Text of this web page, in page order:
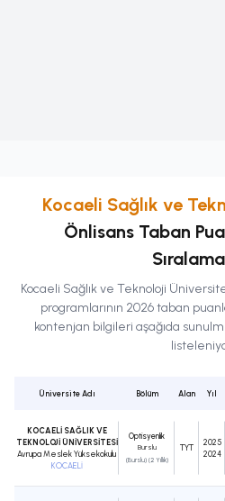
Kocaeli Sağlık ve
ÖnlisansTaban
Kocaeli Sağlık ve Teknoloji
programlarının 2026 taban
kontenjan bilgileri aşağıda
Üniversite Adı Bölüm Alan Yıl
KOCAELİ SAĞLIK VE
TEKNOLOJİ ÜNİVERSİTESİ
Avrupa Meslek Yüksekokulu
KOCAELİ
Optisyenlik
Burslu
(Burslu) (2 Yıllık)
TYT
2025
2024